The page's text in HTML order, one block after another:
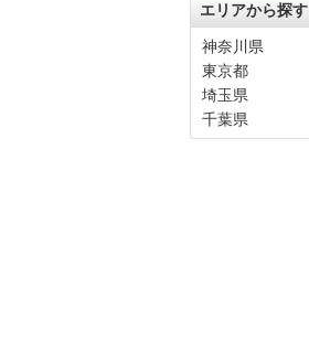
エリアから探す
神奈川県
東京都
埼玉県
千葉県